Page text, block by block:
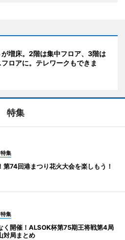
が増床。2階は集中フロア、3階は
フロアに。テレワークもできま
特集
集
第74回港まつり花火大会を楽しもう！
集
く開催！ALSOK杯第75期王将戦第4局
対局まとめ